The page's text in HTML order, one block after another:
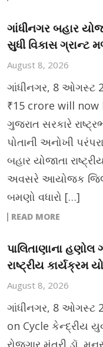
ગાંધીનગર બહાર
સુધી વિકાસ ગ્રાન્ટ
August 8, 2026
ગાંધીનગર, 8 ઓગસ્ટ
₹15 crore will
ગુજરાત સરકારે
પોતાની અનોખી
બહાર યોજાતા
અવસરે આયોજક
બમણો વધારો […]
READ MORE
પાલિતાણાના
રાષ્ટ્રીય કાર્યક્રમ
August 8, 2026
ગાંધીનગર, 8 ઓગસ્ટ
on Cycle કેન્દ્રીય
રોજગાર મંત્રી ડૉ.